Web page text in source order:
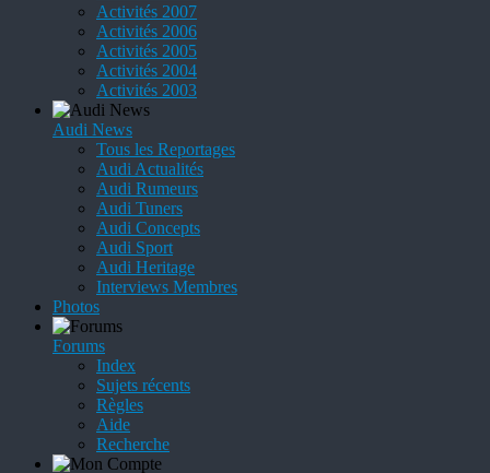
Activités 2007
Activités 2006
Activités 2005
Activités 2004
Activités 2003
Audi News
Tous les Reportages
Audi Actualités
Audi Rumeurs
Audi Tuners
Audi Concepts
Audi Sport
Audi Heritage
Interviews Membres
Photos
Forums
Index
Sujets récents
Règles
Aide
Recherche